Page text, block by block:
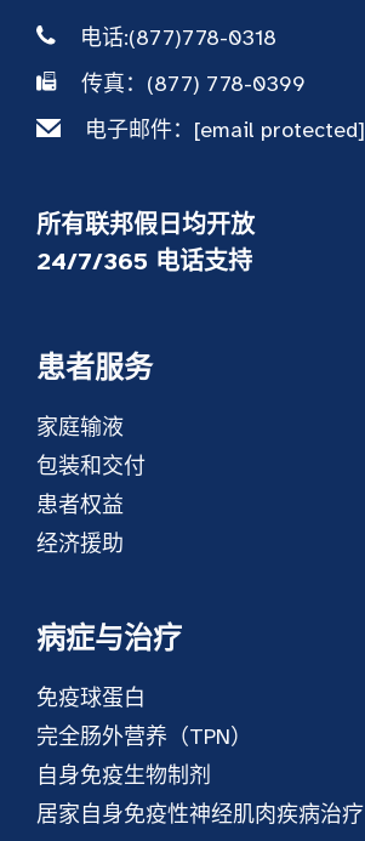
电话:(877)778-0318
传真：(877) 778-0399
电子邮件： [email protected]
所有联邦假日均开放
24/7/365 电话支持
患者服务
家庭输液
包装和交付
患者权益
经济援助
病症与治疗
免疫球蛋白
完全肠外营养（TPN）
自身免疫生物制剂
居家自身免疫性神经肌肉疾病治疗